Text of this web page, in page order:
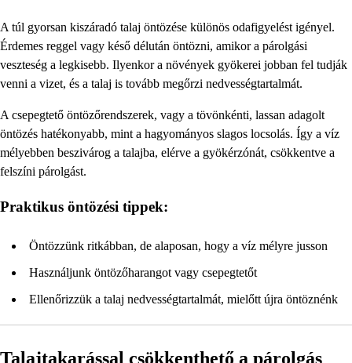
A túl gyorsan kiszáradó talaj öntözése különös odafigyelést igényel.
Érdemes reggel vagy késő délután öntözni, amikor a párolgási
veszteség a legkisebb. Ilyenkor a növények gyökerei jobban fel tudják
venni a vizet, és a talaj is tovább megőrzi nedvességtartalmát.
A csepegtető öntözőrendszerek, vagy a tövönkénti, lassan adagolt
öntözés hatékonyabb, mint a hagyományos slagos locsolás. Így a víz
mélyebben beszivárog a talajba, elérve a gyökérzónát, csökkentve a
felszíni párolgást.
Praktikus öntözési tippek:
Öntözzünk ritkábban, de alaposan, hogy a víz mélyre jusson
Használjunk öntözőharangot vagy csepegtetőt
Ellenőrizzük a talaj nedvességtartalmát, mielőtt újra öntöznénk
Talajtakarással csökkenthető a párolgás